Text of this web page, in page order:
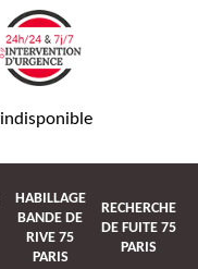
indisponible
HABILLAGE
BANDE DE
RIVE 75
PARIS
RECHERCHE
DE FUITE 75
PARIS